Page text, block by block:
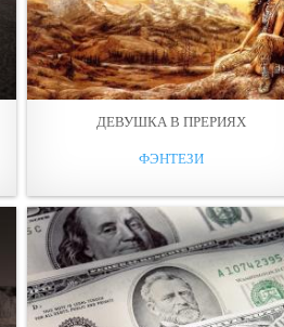
ДЕВУШКА В ПРЕРИЯХ
ФЭНТЕЗИ